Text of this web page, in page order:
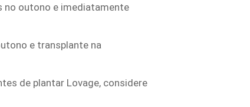
no outono e imediatamente
e transplante na
de plantar Lovage, considere